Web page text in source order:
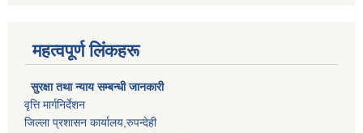
महत्वपूर्ण लिंकहरू
सुरक्षा तथा न्याय सम्बन्धी जानकारी
वृत्ति मार्गनिर्देशन
जिल्ला प्रशासन कार्यालय,रुपन्देही